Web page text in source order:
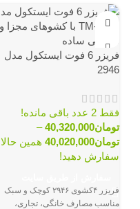
فریزر 6 فوت ایستکول مدل
2946
فقط 2 عدد باقی مانده!
تومان40,320,000
–
تومان40,020,000 همین حالا
سفارش دهید!
فریزر ۴کشوی ۲۹۴۶ کوچک و سبک
مناسب مصارف خانگی، تجاری،